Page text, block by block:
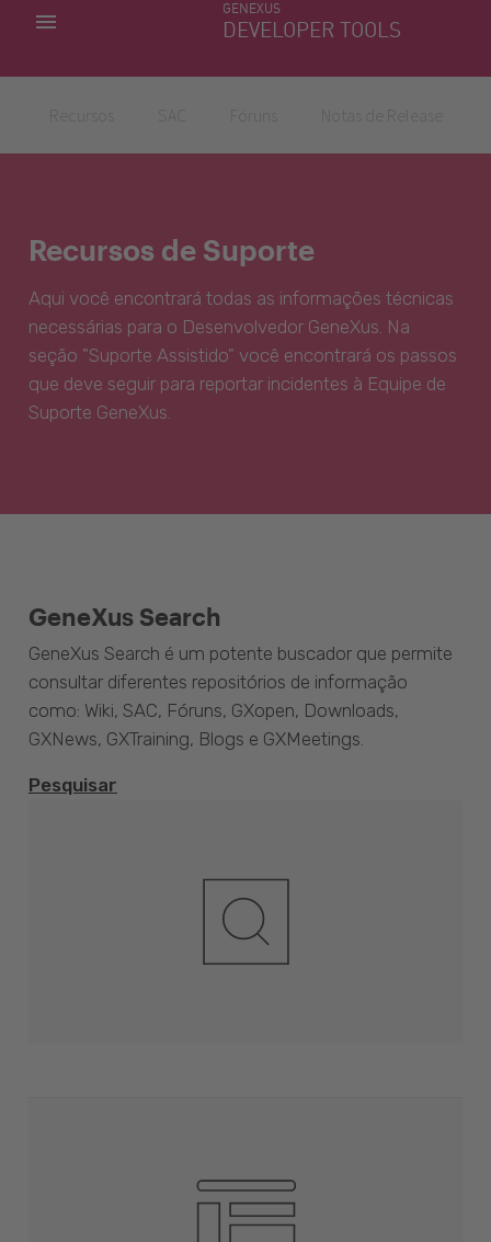
GENEXUS
DEVELOPER TOOLS
MINHAS APLICACÕES
Recursos de Suporte
Aqui você encontrará todas as informações técnicas
necessárias para o Desenvolvedor GeneXus. Na
seção "Suporte Assistido" você encontrará os passos
que deve seguir para reportar incidentes à Equipe de
Suporte GeneXus.
GeneXus Search
GeneXus Search é um potente buscador que permite
consultar diferentes repositórios de informação
como: Wiki, SAC, Fóruns, GXopen, Downloads,
GXNews, GXTraining, Blogs e GXMeetings.
Pesquisar